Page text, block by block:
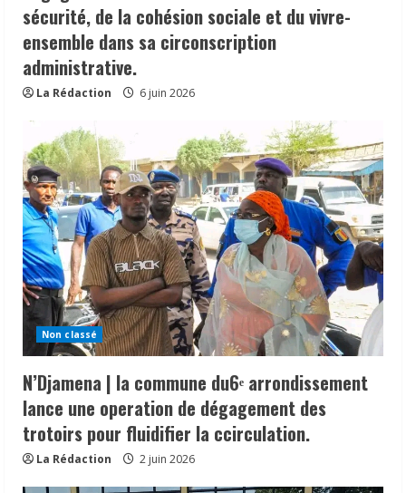
sécurité, de la cohésion sociale et du vivre-
ensemble dans sa circonscription
administrative.
La Rédaction 6 juin 2026
Non classé
N’Djamena | la commune du6ᵉ arrondissement
lance une operation de dégagement des
trotoirs pour fluidifier la ccirculation.
La Rédaction 2 juin 2026